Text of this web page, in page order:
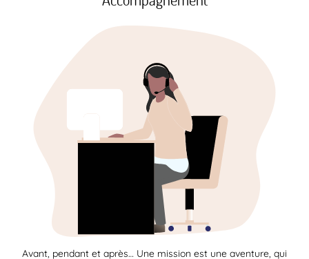
Avant, pendant et après… Une mission est une aventure, qui